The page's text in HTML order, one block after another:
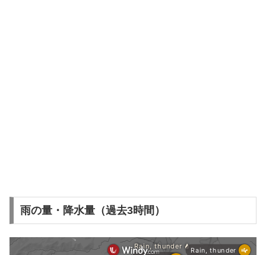
雨の量・降水量（過去3時間）